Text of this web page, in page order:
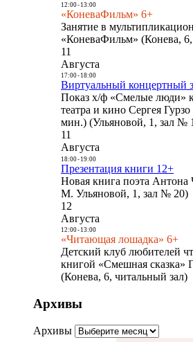
12:00- 13:00
«КоневаФильм» 6+
Занятие в
«КоневаФильм» (Конева,
11
Августа
17:00- 18:00
Виртуальный концертный
Показ х/ф «Смелые люди»
театра и кино Сергея
мин.) (Ульяновой, 1, зал №
11
Августа
18:00- 19:00
Презентация книги 12+
Новая книга поэта Антона
М. Ульяновой, 1, зал № 20)
12
Августа
12:00- 13:00
«Читающая лошадка» 6+
Детский клуб любителей
книгой «Смешная сказка»
(Конева, 6, читальный зал)
Архивы
Архивы